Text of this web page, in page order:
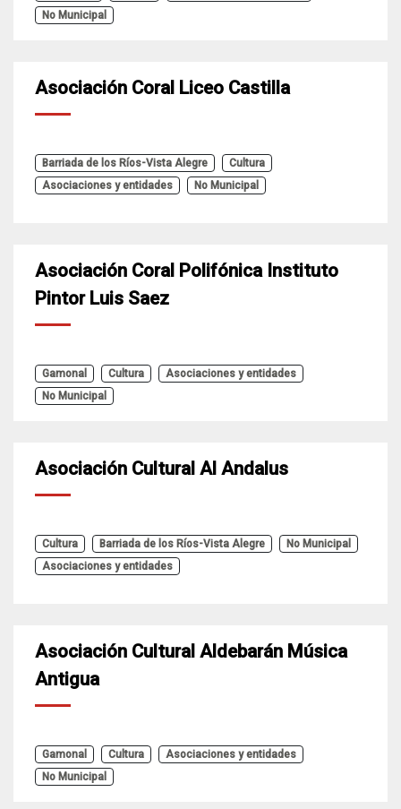
No Municipal
Asociación Coral Liceo Castilla
Barriada de los Ríos-Vista Alegre
Cultura
Asociaciones y entidades
No Municipal
Asociación Coral Polifónica Instituto
Pintor Luis Saez
Gamonal Cultura
Asociaciones y entidades
No Municipal
Asociación Cultural Al Andalus
Cultura Barriada de los Ríos-Vista Alegre
No Municipal
Asociaciones y entidades
Asociación Cultural Aldebarán Música
Antigua
Gamonal Cultura
Asociaciones y entidades
No Municipal